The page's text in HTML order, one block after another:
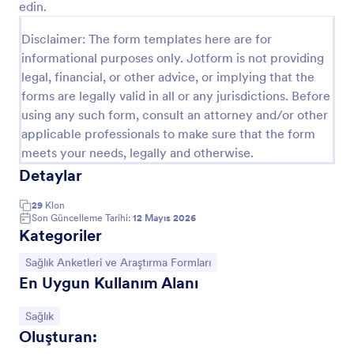
edin.
Disclaimer: The form templates here are for
informational purposes only. Jotform is not providing
legal, financial, or other advice, or implying that the
forms are legally valid in all or any jurisdictions. Before
using any such form, consult an attorney and/or other
applicable professionals to make sure that the form
meets your needs, legally and otherwise.
Detaylar
29 Klon
Son Güncelleme Tarihi: 12 Mayıs 2026
Kategoriler
Kategoriye git:
Sağlık Anketleri ve Araştırma Formları
En Uygun Kullanım Alanı
Kategoriye git:
Sağlık
Oluşturan:
Önizleme